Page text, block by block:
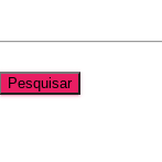
Pesquisar